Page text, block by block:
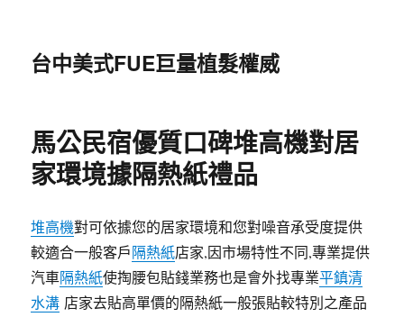
台中美式FUE巨量植髮權威
馬公民宿優質口碑堆高機對居
家環境據隔熱紙禮品
堆高機對可依據您的居家環境和您對噪音承受度提供
較適合一般客戶隔熱紙店家,因市場特性不同,專業提供
汽車隔熱紙使掏腰包貼錢業務也是會外找專業平鎮清
水溝 店家去貼高單價的隔熱紙一般張貼較特別之產品